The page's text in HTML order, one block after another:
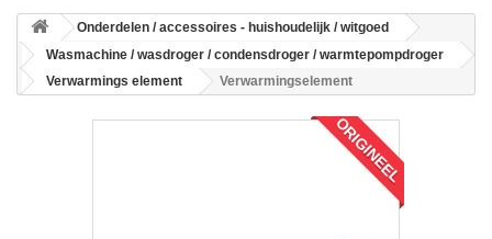
Onderdelen / accessoires - huishoudelijk / witgoed
Wasmachine / wasdroger / condensdroger / warmtepompdroger
Verwarmings element
Verwarmingselement
ORIGINEEL